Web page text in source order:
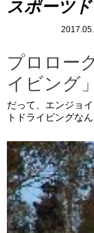
スポーツ
プロロー
イビング
だって、エンジョ
トドライビングなん